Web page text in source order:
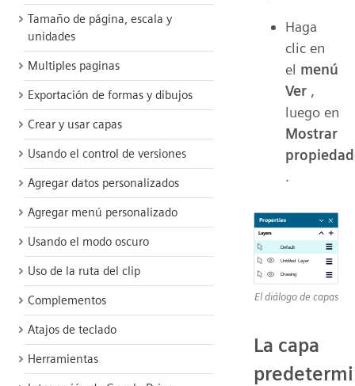
Tamaño de página, escala y
unidades
Multiples paginas
Exportación de formas y dibujos
Crear y usar capas
Usando el control de versiones
Agregar datos personalizados
Agregar menú personalizado
Usando el modo oscuro
Uso de la ruta del clip
Complementos
Atajos de teclado
Herramientas
Haga
clic en
el menú
Ver ,
luego en
Mostrar
.
El diálogo de capas
La capa